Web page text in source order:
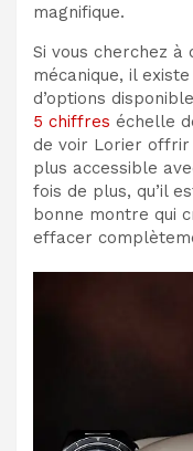
magnifique.
Si vous cherchez
mécanique, il
d’options
5 chiffres échelle
de voir Lorier offrir
plus accessible
fois de plus, qu’il
bonne montre qui
effacer